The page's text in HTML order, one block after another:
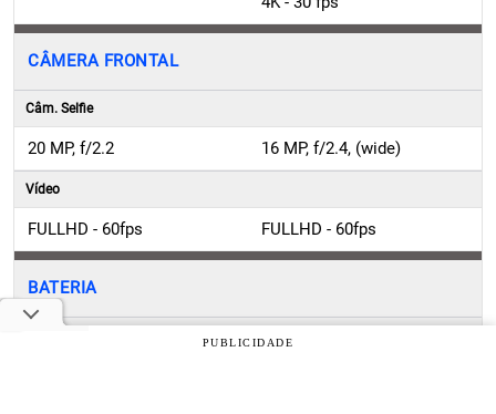
CÂMERA FRONTAL
Câm. Selfie
20 MP, f/2.2 16 MP, f/2.4, (wide)
Vídeo
FULLHD - 60fps FULLHD - 60fps
BATERIA
PUBLICIDADE